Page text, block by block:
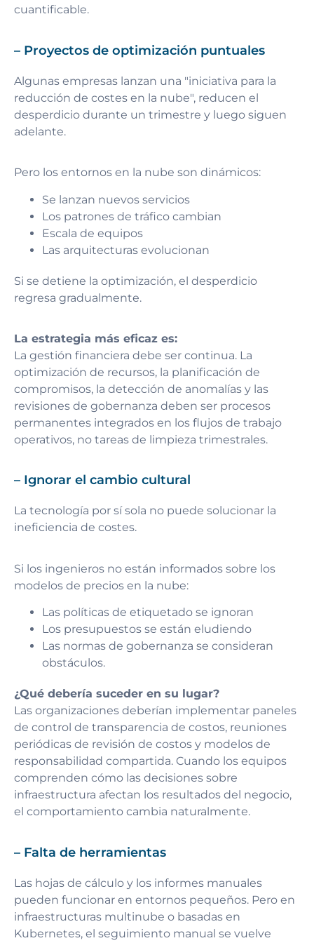
cuantificable.
– Proyectos de optimización puntuales
Algunas empresas lanzan una "iniciativa para la
reducción de costes en la nube", reducen el
desperdicio durante un trimestre y luego siguen
adelante.
Pero los entornos en la nube son dinámicos:
Se lanzan nuevos servicios
Los patrones de tráfico cambian
Escala de equipos
Las arquitecturas evolucionan
Si se detiene la optimización, el desperdicio
regresa gradualmente.
La estrategia más eficaz es:
La gestión financiera debe ser continua. La
optimización de recursos, la planificación de
compromisos, la detección de anomalías y las
revisiones de gobernanza deben ser procesos
permanentes integrados en los flujos de trabajo
operativos, no tareas de limpieza trimestrales.
– Ignorar el cambio cultural
La tecnología por sí sola no puede solucionar la
ineficiencia de costes.
Si los ingenieros no están informados sobre los
modelos de precios en la nube:
Las políticas de etiquetado se ignoran
Los presupuestos se están eludiendo
Las normas de gobernanza se consideran
obstáculos.
¿Qué debería suceder en su lugar?
Las organizaciones deberían implementar paneles
de control de transparencia de costos, reuniones
periódicas de revisión de costos y modelos de
responsabilidad compartida. Cuando los equipos
comprenden cómo las decisiones sobre
infraestructura afectan los resultados del negocio,
el comportamiento cambia naturalmente.
– Falta de herramientas
Las hojas de cálculo y los informes manuales
pueden funcionar en entornos pequeños. Pero en
infraestructuras multinube o basadas en
Kubernetes, el seguimiento manual se vuelve